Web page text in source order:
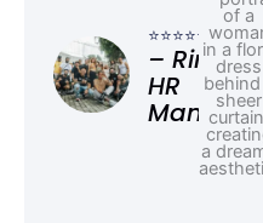
⭐⭐⭐⭐⭐
– Rina,
HR
Manager